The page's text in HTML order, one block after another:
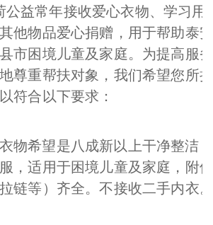
公益常年接收爱心衣物、学习用
他物品爱心捐赠，用于帮助泰
市困境儿童及家庭。为提高服
尊重帮扶对象，我们希望您所
符合以下要求：
物希望是八成新以上干净整洁，
，适用于困境儿童及家庭，附
拉链等）齐全。不接收二手内衣